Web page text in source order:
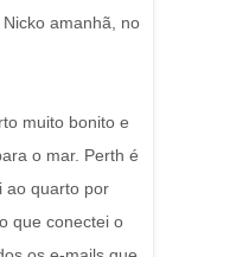
amanhã, no
muito bonito e
o mar. Perth é
ao quarto por
que conectei o